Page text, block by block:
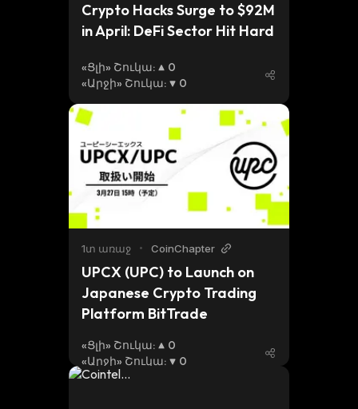
Crypto Hacks Surge to $92M
in April: DeFi Sector Hit Hard
«Ցլի» Շուկա:
0
«Արջի» Շուկա: 0
1տ առաջ • CoinChapter
UPCX (UPC) to Launch on
Japanese Crypto Trading
Platform BitTrade
«Ցլի» Շուկա:
0
«Արջի» Շուկա: 0